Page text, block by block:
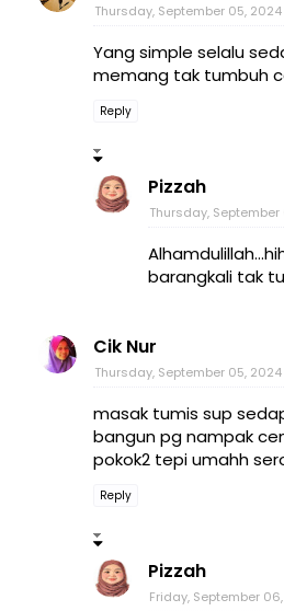
Thursday, September 05, 2024
Yang simple selalu
memang tak tumbuh
Reply
Pizzah
Thursday, September
barangkali tak
Cik Nur
Thursday, September 05, 2024
masak tumis sup
bangun pg nampak
pokok2 tepi umahh
Reply
Pizzah
Friday, September